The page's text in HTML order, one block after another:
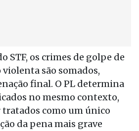
STF, os crimes de golpe de
violenta são somados,
final. O PL determina
no mesmo contexto,
tratados como um único
da pena mais grave